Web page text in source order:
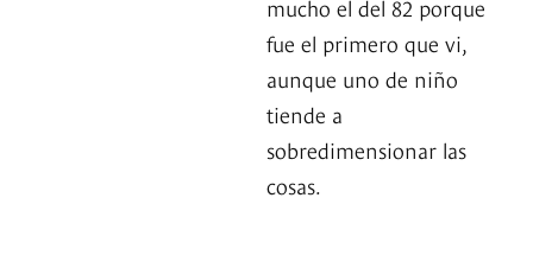
mucho el del 82 porque
fue el primero que vi,
aunque uno de niño
tiende a
sobredimensionar las
cosas.